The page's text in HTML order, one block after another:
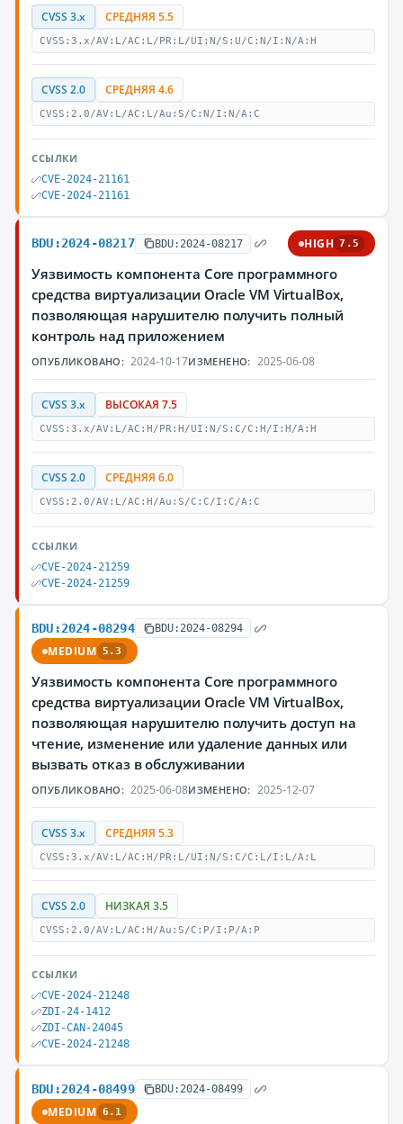
CVSS 3.x СРЕДНЯЯ 5.5
CVSS:3.x/AV:L/AC:L/PR:L/UI:N/S:U/C:N/I:N/A:H
CVSS 2.0 СРЕДНЯЯ 4.6
CVSS:2.0/AV:L/AC:L/Au:S/C:N/I:N/A:C
ССЫЛКИ
CVE-2024-21161
CVE-2024-21161
BDU:2024-08217 BDU:2024-08217 HIGH 7.5
Уязвимость компонента Core программного
средства виртуализации Oracle VM VirtualBox,
позволяющая нарушителю получить полный
контроль над приложением
ОПУБЛИКОВАНО: 2024-10-17ИЗМЕНЕНО: 2025-06-08
CVSS 3.x ВЫСОКАЯ 7.5
CVSS:3.x/AV:L/AC:H/PR:H/UI:N/S:C/C:H/I:H/A:H
CVSS 2.0 СРЕДНЯЯ 6.0
CVSS:2.0/AV:L/AC:H/Au:S/C:C/I:C/A:C
ССЫЛКИ
CVE-2024-21259
CVE-2024-21259
BDU:2024-08294 BDU:2024-08294
MEDIUM 5.3
Уязвимость компонента Core программного
средства виртуализации Oracle VM VirtualBox,
позволяющая нарушителю получить доступ на
чтение, изменение или удаление данных или
вызвать отказ в обслуживании
ОПУБЛИКОВАНО: 2025-06-08ИЗМЕНЕНО: 2025-12-07
CVSS 3.x СРЕДНЯЯ 5.3
CVSS:3.x/AV:L/AC:H/PR:L/UI:N/S:C/C:L/I:L/A:L
CVSS 2.0 НИЗКАЯ 3.5
CVSS:2.0/AV:L/AC:H/Au:S/C:P/I:P/A:P
ССЫЛКИ
CVE-2024-21248
ZDI-24-1412
ZDI-CAN-24045
CVE-2024-21248
BDU:2024-08499 BDU:2024-08499
MEDIUM 6.1